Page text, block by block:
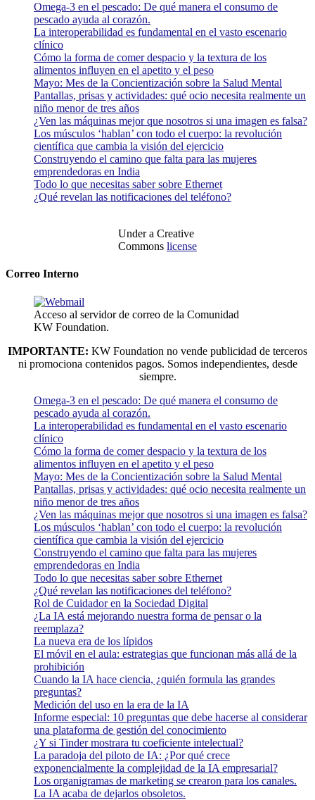
Omega-3 en el pescado: De qué manera el consumo de
pescado ayuda al corazón.
La interoperabilidad es fundamental en el vasto escenario
clínico
Cómo la forma de comer despacio y la textura de los
alimentos influyen en el apetito y el peso
Mayo: Mes de la Concientización sobre la Salud Mental
Pantallas, prisas y actividades: qué ocio necesita realmente un
niño menor de tres años
¿Ven las máquinas mejor que nosotros si una imagen es falsa?
Los músculos ‘hablan’ con todo el cuerpo: la revolución
científica que cambia la visión del ejercicio
Construyendo el camino que falta para las mujeres
emprendedoras en India
Todo lo que necesitas saber sobre Ethernet
¿Qué revelan las notificaciones del teléfono?
Under a Creative
Commons license
Correo Interno
Acceso al servidor de correo de la Comunidad
KW Foundation.
IMPORTANTE: KW Foundation no vende publicidad de terceros
ni promociona contenidos pagos. Somos independientes, desde
siempre.
Omega-3 en el pescado: De qué manera el consumo de
pescado ayuda al corazón.
La interoperabilidad es fundamental en el vasto escenario
clínico
Cómo la forma de comer despacio y la textura de los
alimentos influyen en el apetito y el peso
Mayo: Mes de la Concientización sobre la Salud Mental
Pantallas, prisas y actividades: qué ocio necesita realmente un
niño menor de tres años
¿Ven las máquinas mejor que nosotros si una imagen es falsa?
Los músculos ‘hablan’ con todo el cuerpo: la revolución
científica que cambia la visión del ejercicio
Construyendo el camino que falta para las mujeres
emprendedoras en India
Todo lo que necesitas saber sobre Ethernet
¿Qué revelan las notificaciones del teléfono?
Rol de Cuidador en la Sociedad Digital
¿La IA está mejorando nuestra forma de pensar o la
reemplaza?
La nueva era de los lípidos
El móvil en el aula: estrategias que funcionan más allá de la
prohibición
Cuando la IA hace ciencia, ¿quién formula las grandes
preguntas?
Medición del uso en la era de la IA
Informe especial: 10 preguntas que debe hacerse al considerar
una plataforma de gestión del conocimiento
¿Y si Tinder mostrara tu coeficiente intelectual?
La paradoja del piloto de IA: ¿Por qué crece
exponencialmente la complejidad de la IA empresarial?
Los organigramas de marketing se crearon para los canales.
La IA acaba de dejarlos obsoletos.